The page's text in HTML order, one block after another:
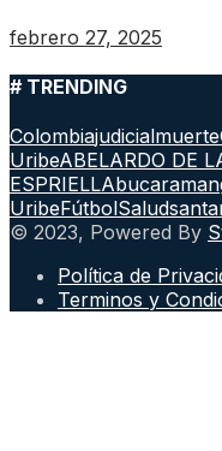
febrero 27, 2025
# TRENDING
Colombiajudicialmuerte
UribeABELARDO DE
ESPRIELLA
UribeFútbolSalud
© 2023, Powered By
Política de
Terminos y